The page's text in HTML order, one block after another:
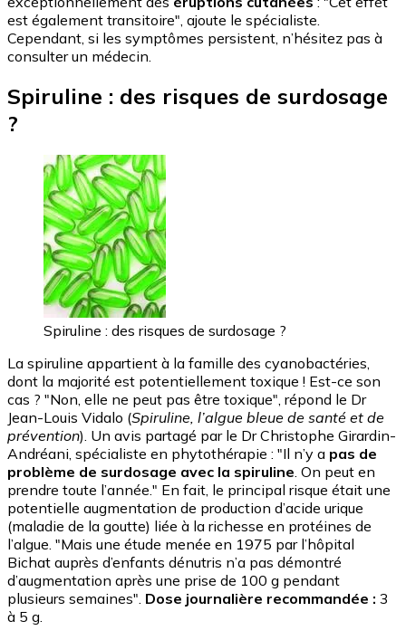
est également transitoire", ajoute le spécialiste.
Cependant, si les symptômes persistent, n’hésitez pas à
consulter un médecin.
Spiruline : des risques de surdosage
?
Spiruline : des risques de surdosage ?
La spiruline appartient à la famille des cyanobactéries,
dont la majorité est potentiellement toxique ! Est-ce son
cas ? "Non, elle ne peut pas être toxique", répond le Dr
Jean-Louis Vidalo (Spiruline, l’algue bleue de santé et de
prévention). Un avis partagé par le Dr Christophe Girardin-
Andréani, spécialiste en phytothérapie : "Il n’y a pas de
problème de surdosage avec la spiruline. On peut en
prendre toute l’année." En fait, le principal risque était une
potentielle augmentation de production d’acide urique
(maladie de la goutte) liée à la richesse en protéines de
l’algue. "Mais une étude menée en 1975 par l’hôpital
Bichat auprès d’enfants dénutris n’a pas démontré
d’augmentation après une prise de 100 g pendant
plusieurs semaines". Dose journalière recommandée : 3
à 5 g.